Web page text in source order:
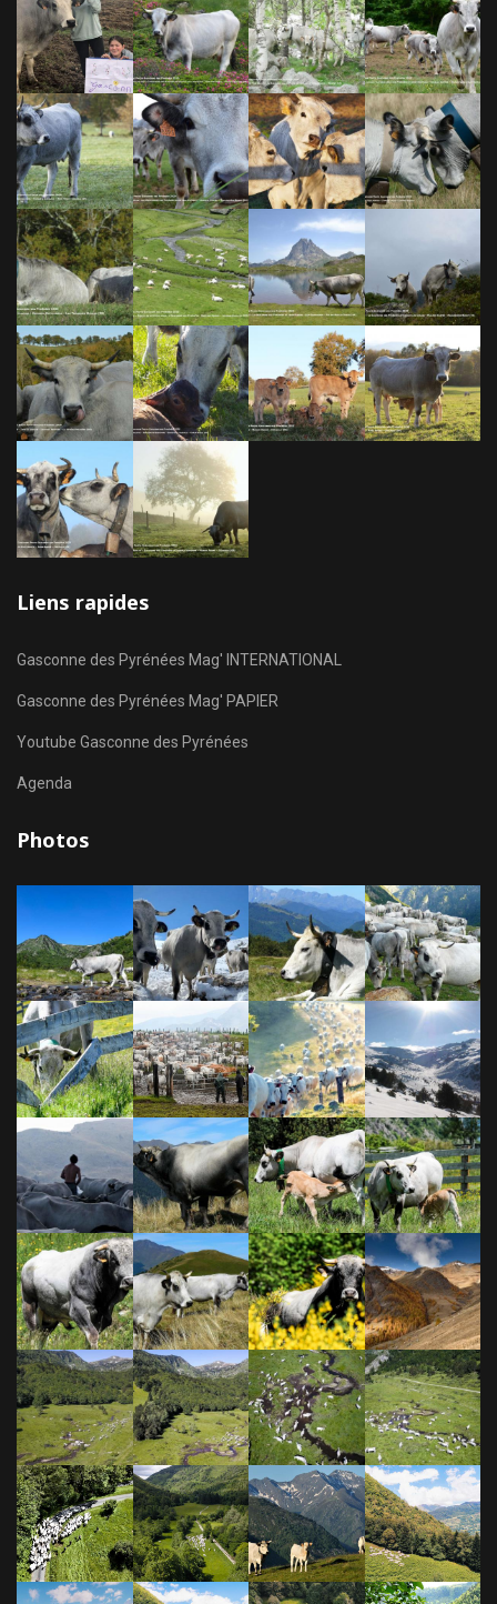
Liens rapides
Gasconne des Pyrénées Mag' INTERNATIONAL
Gasconne des Pyrénées Mag' PAPIER
Youtube Gasconne des Pyrénées
Agenda
Photos